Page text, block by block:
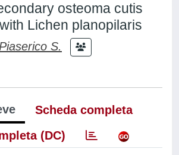
osteoma cutis
Lichen planopilaris
Piaserico S.
Scheda completa
(DC)